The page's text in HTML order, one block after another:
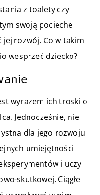
z toalety czy
swoją pociechę
rozwój. Co w takim
wesprzeć dziecko?
wyrazem ich troski o
Jednocześnie, nie
dla jego rozwoju
umiejętności
i uczy
skutkowej. Ciągłe